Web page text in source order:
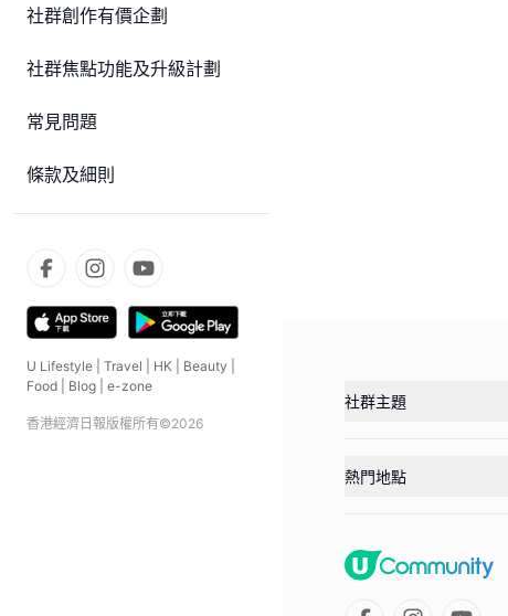
社群創作有價企劃
社群焦點功能及升級計劃
常見問題
條款及細則
U Lifestyle Travel HK Beauty
Food
Blog e-zone
香港經濟日報版權所有©2026
社群主題
熱門地點